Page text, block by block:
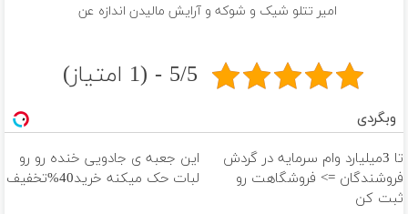
امیر تتلو شيک و شوكه و آرايش مالیدن اندازه عن
5/5 - (1 امتیاز)
وبگردی
تا 3میلیارد وام سرمایه در گردش
فروشندگان => فروشگاهت رو
ثبت کن
این جعبه ی جادویی خنده رو رو
لبات حک میکنه خرید40%تخفیف